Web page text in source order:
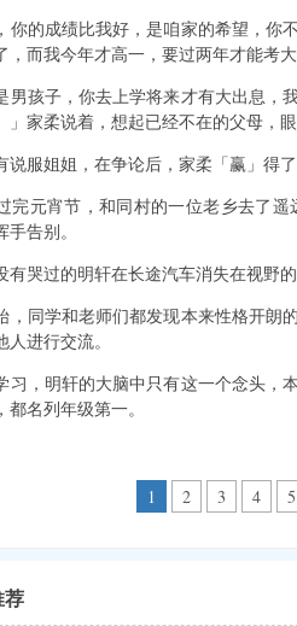
你的成绩比我好，是咱家的希望，
，而我今年才高一，要过两年才能考
男孩子，你去上学将来才有大出息
」家柔说着，想起已经不在的父母，眼
说服姐姐，在争论后，家柔「赢」得
完元宵节，和同村的一位老乡去了
告别。
有哭过的明轩在长途汽车消失在视野
，同学和老师们都发现本来性格开朗
进行交流。
习，明轩的大脑中只有这一个念头，
名列年级第一。
1 2 3 4 5
荐